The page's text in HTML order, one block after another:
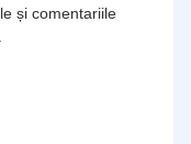
și comentariile